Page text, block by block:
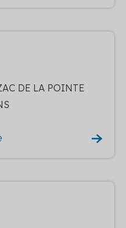
DE LA POINTE